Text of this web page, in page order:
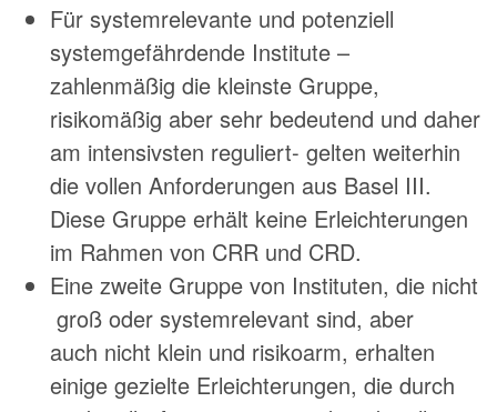
Für systemrelevante und potenziell
systemgefährdende Institute –
zahlenmäßig die kleinste Gruppe,
risikomäßig aber sehr bedeutend und daher
am intensivsten reguliert- gelten weiterhin
die vollen Anforderungen aus Basel III.
Diese Gruppe erhält keine Erleichterungen
im Rahmen von CRR und CRD.
Eine zweite Gruppe von Instituten, die nicht
groß oder systemrelevant sind, aber
auch nicht klein und risikoarm, erhalten
einige gezielte Erleichterungen, die durch